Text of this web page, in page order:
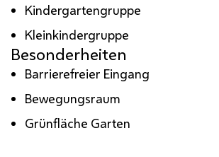
Kindergartengruppe
Kleinkindergruppe
Besonderheiten
Barrierefreier Eingang
Bewegungsraum
Grünfläche Garten